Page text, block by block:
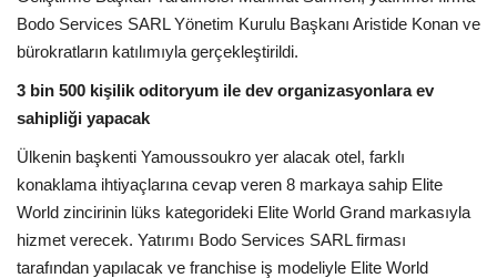
Köşe Yazarları
Galeri
Bodo Services SARL Yönetim Kurulu Başkanı Aristide Konan ve
bürokratların katılımıyla gerçekleştirildi.
3 bin 500 kişilik oditoryum ile dev organizasyonlara ev
sahipliği yapacak
Ülkenin başkenti Yamoussoukro yer alacak otel, farklı
konaklama ihtiyaçlarına cevap veren 8 markaya sahip Elite
World zincirinin lüks kategorideki Elite World Grand markasıyla
hizmet verecek. Yatırımı Bodo Services SARL firması
tarafından yapılacak ve franchise iş modeliyle Elite World